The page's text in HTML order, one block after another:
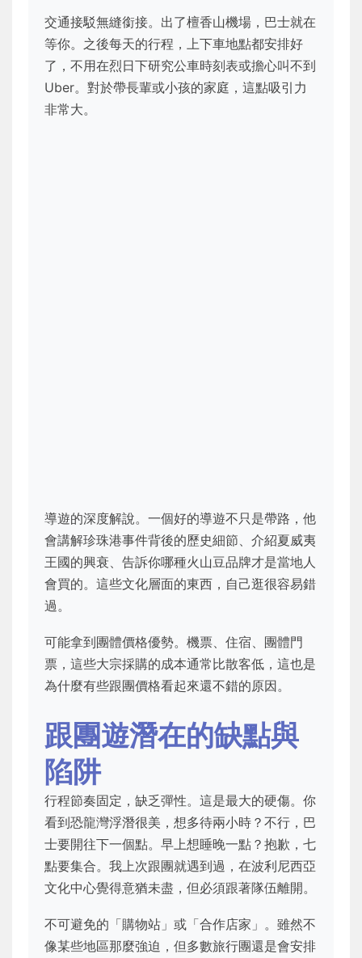
交通接駁無縫銜接。出了檀香山機場，巴士就在
等你。之後每天的行程，上下車地點都安排好
了，不用在烈日下研究公車時刻表或擔心叫不到
Uber。對於帶長輩或小孩的家庭，這點吸引力
非常大。
導遊的深度解說。一個好的導遊不只是帶路，他
會講解珍珠港事件背後的歷史細節、介紹夏威夷
王國的興衰、告訴你哪種火山豆品牌才是當地人
會買的。這些文化層面的東西，自己逛很容易錯
過。
可能拿到團體價格優勢。機票、住宿、團體門
票，這些大宗採購的成本通常比散客低，這也是
為什麼有些跟團價格看起來還不錯的原因。
跟團遊潛在的缺點與
陷阱
行程節奏固定，缺乏彈性。這是最大的硬傷。你
看到恐龍灣浮潛很美，想多待兩小時？不行，巴
士要開往下一個點。早上想睡晚一點？抱歉，七
點要集合。我上次跟團就遇到過，在波利尼西亞
文化中心覺得意猶未盡，但必須跟著隊伍離開。
不可避免的「購物站」或「合作店家」。雖然不
像某些地區那麼強迫，但多數旅行團還是會安排